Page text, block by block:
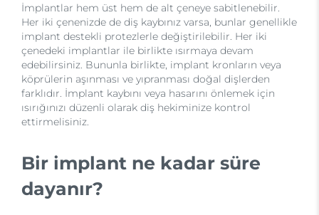
İmplantlar hem üst hem de alt çeneye sabitlenebilir.
Her iki çenenizde de diş kaybınız varsa, bunlar genellikle
implant destekli protezlerle değiştirilebilir. Her iki
çenedeki implantlar ile birlikte ısırmaya devam
edebilirsiniz. Bununla birlikte, implant kronların veya
köprülerin aşınması ve yıpranması doğal dişlerden
farklıdır. İmplant kaybını veya hasarını önlemek için
ısırığınızı düzenli olarak diş hekiminize kontrol
ettirmelisiniz.
Bir implant ne kadar süre
dayanır?